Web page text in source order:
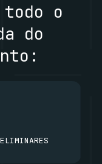
todo o
do